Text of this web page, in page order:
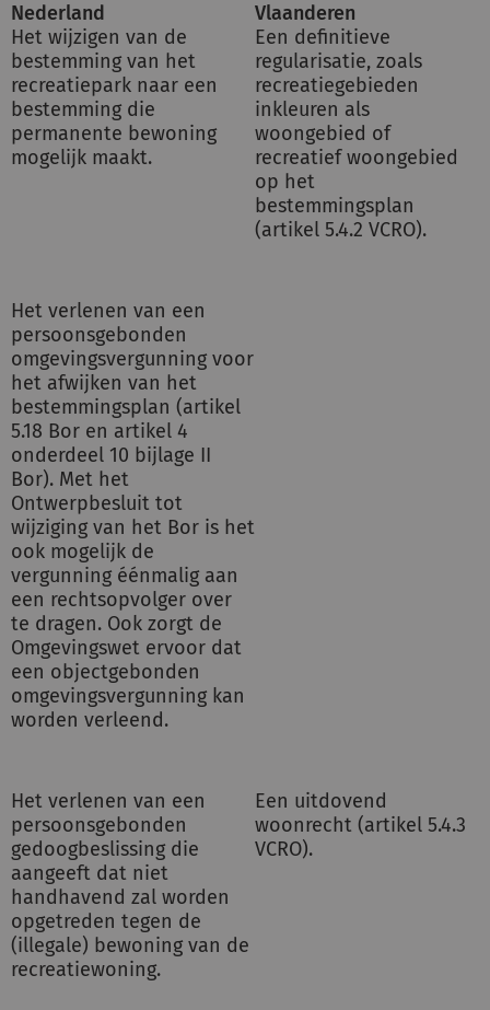
Nederland
Vlaanderen
Het wijzigen van de
bestemming van het
recreatiepark naar een
bestemming die
permanente bewoning
mogelijk maakt.
Een definitieve
regularisatie, zoals
recreatiegebieden
inkleuren als
woongebied of
recreatief woongebied
op het
bestemmingsplan
(artikel 5.4.2 VCRO).
Het verlenen van een
persoonsgebonden
omgevingsvergunning voor
het afwijken van het
bestemmingsplan (artikel
5.18 Bor en artikel 4
onderdeel 10 bijlage II
Bor). Met het
Ontwerpbesluit tot
wijziging van het Bor is het
ook mogelijk de
vergunning éénmalig aan
een rechtsopvolger over
te dragen. Ook zorgt de
Omgevingswet ervoor dat
een objectgebonden
omgevingsvergunning kan
worden verleend.
Het verlenen van een
persoonsgebonden
gedoogbeslissing die
aangeeft dat niet
handhavend zal worden
opgetreden tegen de
(illegale) bewoning van de
recreatiewoning.
Een uitdovend
woonrecht (artikel 5.4.3
VCRO).